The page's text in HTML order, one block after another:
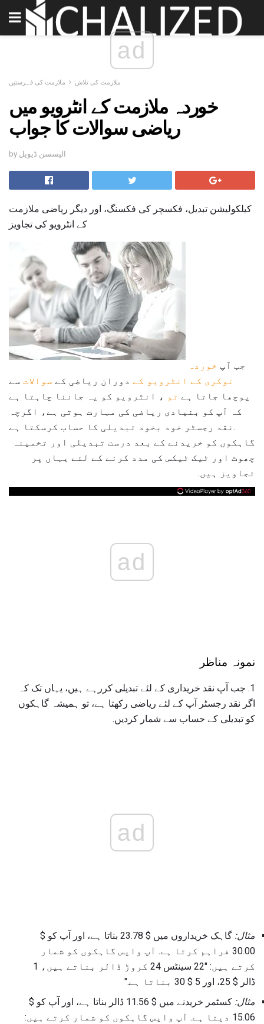
ad
ملازمت کی تلاش ملازمت کی فہرستیں
خوردہ ملازمت کے انٹرویو میں
ریاضی سوالات کا جواب
by الیسسن ڈیویل
کیلکولیشن تبدیل، فکسچر کی فکسنگ، اور دیگر ریاضی ملازمت
کے انٹرویو کی تجاویز
جب آپ خوردہ
نوکری کے انٹرویو کے دوران ریاضی کے سوالات سے
پوچھا جاتا ہے تو ، انٹرویو کو یہ جاننا چاہتا ہے
کہ آپ کو بنیادی ریاضی کی مہارت ہوتی ہے، اگرچہ
نقد رجسٹر خود بخود تبدیلی کا حساب کرسکتا ہے.
گاہکوں کو خریدنے کے بعد درست تبدیلی اور تخمینہ
چھوٹ اور ٹیک ٹیکس کی مدد کرنے کے لئے یہاں پر
تجاویز ہیں.
ad
نمونہ مناظر
1. جب آپ نقد خریداری کے لئے تبدیلی کررہے ہیں، یہاں تک کہ
اگر نقد رجسٹر آپ کے لئے ریاضی رکھتا ہے، تو ہمیشہ گاہکوں
کو تبدیلی کے حساب سے شمار کردیں.
ad
مثال:
گاہک خریداروں میں $ 23.78 بناتا ہے، اور آپ کو $
30.00 فراہم کرتا ہے. آپ واپس گاہکوں کو شمار
کرتے ہیں: "22 سینٹس 24 کروڑ ڈالر بناتے ہیں، 1
ڈالر $ 25، اور 5 $ 30 بناتا ہے."
مثال:
کسٹمر خریدنے میں $ 11.56 ڈالر بناتا ہے، اور آپ کو $
15.06 دیتا ہے. آپ واپس گاہکوں کو شمار کرتے ہیں: